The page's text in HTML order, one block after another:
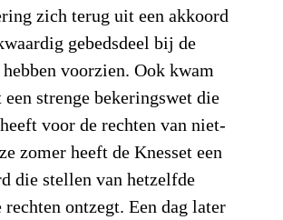
zich terug uit een akkoord
gebedsdeel bij de
voorzien. Ook kwam
strenge bekeringswet die
voor de rechten van niet-
zomer heeft de Knesset een
die stellen van hetzelfde
ontzegt. Een dag later